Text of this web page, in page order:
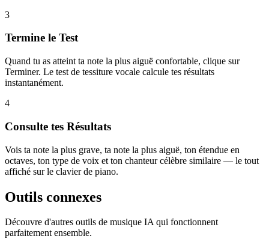
3
Termine le Test
Quand tu as atteint ta note la plus aiguë confortable, clique sur
Terminer. Le test de tessiture vocale calcule tes résultats
instantanément.
4
Consulte tes Résultats
Vois ta note la plus grave, ta note la plus aiguë, ton étendue en
octaves, ton type de voix et ton chanteur célèbre similaire — le tout
affiché sur le clavier de piano.
Outils connexes
Découvre d'autres outils de musique IA qui fonctionnent
parfaitement ensemble.